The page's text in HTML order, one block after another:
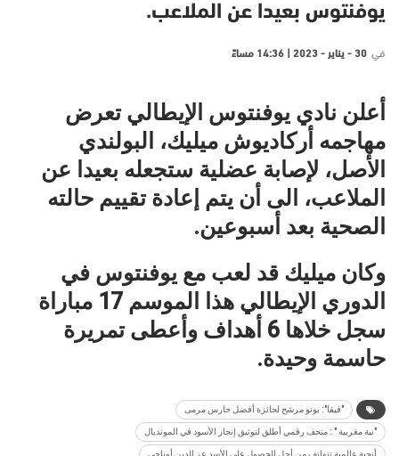
يوفنتوس بعيدا عن الملاعب.
في 30 - يناير - 2023 | 14:36 مساءً
أعلن نادي يوفنتوس الإيطالي تعرض
مهاجمه أركاديوش ميليك، البولندي
الأصل، لإصابة عضلية ستجعله بعيدا عن
الملاعب، الى أن يتم إعادة تقييم حالته
الصحية بعد أسبوعين.
وكان ميليك قد لعب مع يوفنتوس في
الدوري الإيطالي هذا الموسم 17 مباراة
سجل خلاها 6 أهداف وأعطى تمريرة
حاسمة وحيدة.
"فيفا": بونو مرشح لجائزة أفضل حارس مرمى
"نية مغربية " : متحف رقمي أطلق لتوثيق إنجاز الأسود في المونديال
أنجية عالمية تتهاتف من أجل الحصول على الأسد عز الدين أوناحي